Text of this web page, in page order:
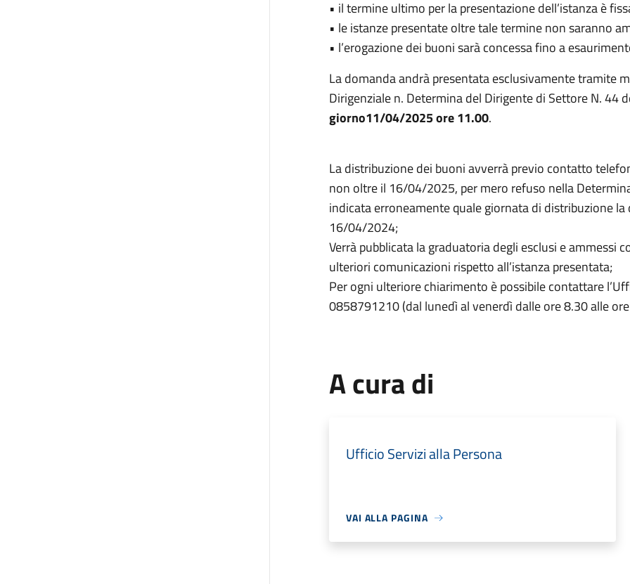
• il termine ultimo per la presentazione dell’istanza è
• le istanze presentate oltre tale termine non saranno
• l’erogazione dei buoni sarà concessa fino a
La domanda andrà presentata esclusivamente tramite
Dirigenziale n. Determina del Dirigente di Settore N. 44
giorno11/04/2025 ore 11.00.
La distribuzione dei buoni avverrà previo contatto
non oltre il 16/04/2025, per mero refuso nella
indicata erroneamente quale giornata di distribuzione
16/04/2024;
Verrà pubblicata la graduatoria degli esclusi e ammessi
ulteriori comunicazioni rispetto all’istanza presentata;
Per ogni ulteriore chiarimento è possibile contattare
0858791210 (dal lunedì al venerdì dalle ore 8.30 alle
A cura di
Ufficio Servizi alla Persona
VAI ALLA PAGINA